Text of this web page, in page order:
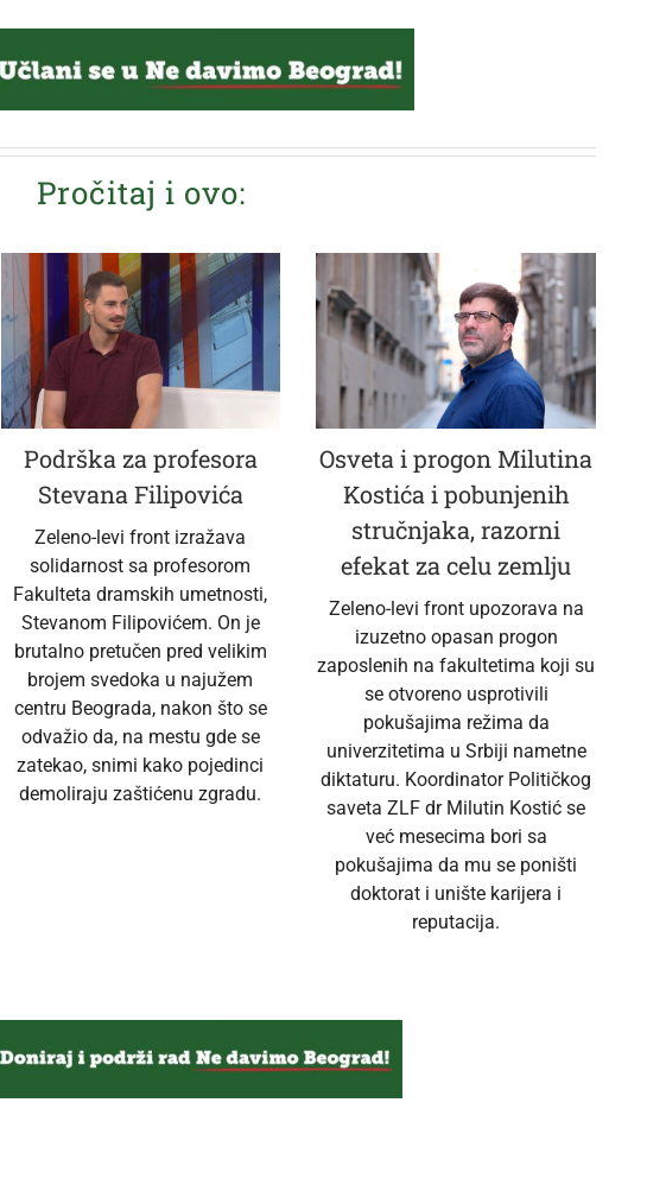
Pročitaj i ovo:
Podrška za profesora
Stevana Filipovića
Zeleno-levi front izražava
solidarnost sa profesorom
Fakulteta dramskih umetnosti,
Stevanom Filipovićem. On je
brutalno pretučen pred velikim
brojem svedoka u najužem
centru Beograda, nakon što se
odvažio da, na mestu gde se
zatekao, snimi kako pojedinci
demoliraju zaštićenu zgradu.
Osveta i progon Milutina
Kostića i pobunjenih
stručnjaka, razorni
efekat za celu zemlju
Zeleno-levi front upozorava na
izuzetno opasan progon
zaposlenih na fakultetima koji su
se otvoreno usprotivili
pokušajima režima da
univerzitetima u Srbiji nametne
diktaturu. Koordinator Političkog
saveta ZLF dr Milutin Kostić se
već mesecima bori sa
pokušajima da mu se poništi
doktorat i unište karijera i
reputacija.